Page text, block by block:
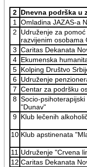
2 Dnevna podrška u
1
Omladina JAZAS-a
2
Udruženje za
razvijenim osobama
3 Caritas Dekanata
4 Ekumenska
5 Kolping Društvo
6 Udruženje
7 Centar za podršku
8 Socio-
"Dunav"
9 Klub lečenih
10 Klub apstinenata
11 Udruženje "Crvena
12 Caritas Dekanata